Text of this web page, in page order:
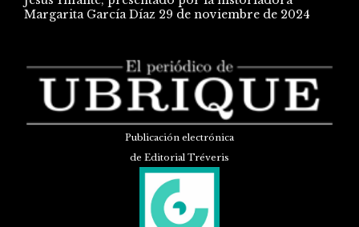
Margarita García Díaz 29 de noviembre de 2024
Publicación electrónica
de Editorial Tréveris